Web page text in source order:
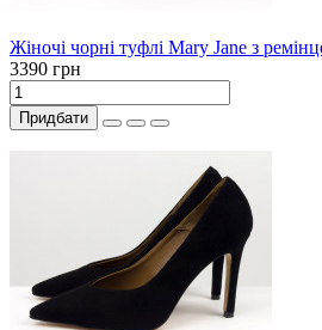
Жіночі чорні туфлі Mary Jane з
3390 грн
Придбати